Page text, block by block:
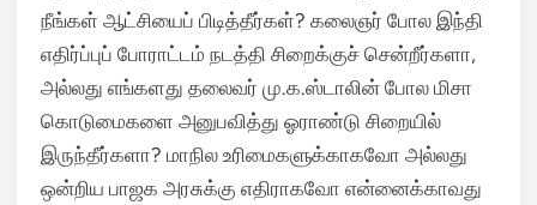
நீங்கள் ஆட்சியைப் பிடித்தீர்கள்? கலைஞர் போல இந்தி
எதிர்ப்புப் போராட்டம் நடத்தி சிறைக்குச் சென்றீர்களா,
அல்லது எங்களது தலைவர் மு.க.ஸ்டாலின் போல மிசா
கொடுமைகளை அனுபவித்து ஓராண்டு சிறையில்
இருந்தீர்களா? மாநில உரிமைகளுக்காகவோ அல்லது
ஒன்றிய பாஜக அரசுக்கு எதிராகவோ என்னைக்காவது